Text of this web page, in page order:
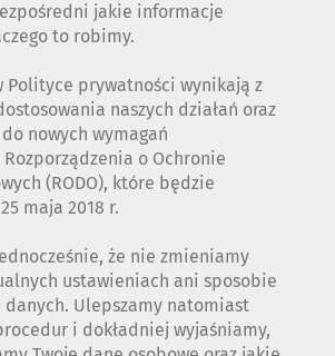
jakie informacje
to robimy.
Polityce prywatności wynikają z
naszych działań oraz
nowych wymagań
o Ochronie
(RODO), które będzie
maja 2018 r.
że nie zmieniamy
ustawieniach ani sposobie
danych. Ulepszamy natomiast
i dokładniej wyjaśniamy,